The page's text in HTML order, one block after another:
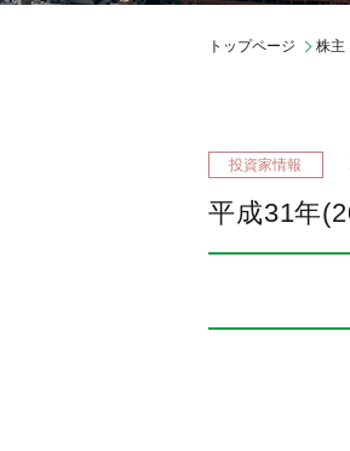
トップページ 株主
平成31年